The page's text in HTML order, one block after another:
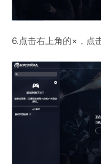
6.点击右上角的×，点